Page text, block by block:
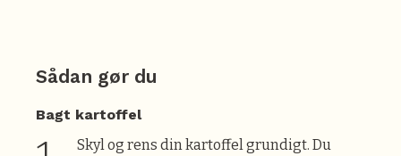
Sådan gør du
Bagt kartoffel
Skyl og rens din kartoffel grundigt. Du